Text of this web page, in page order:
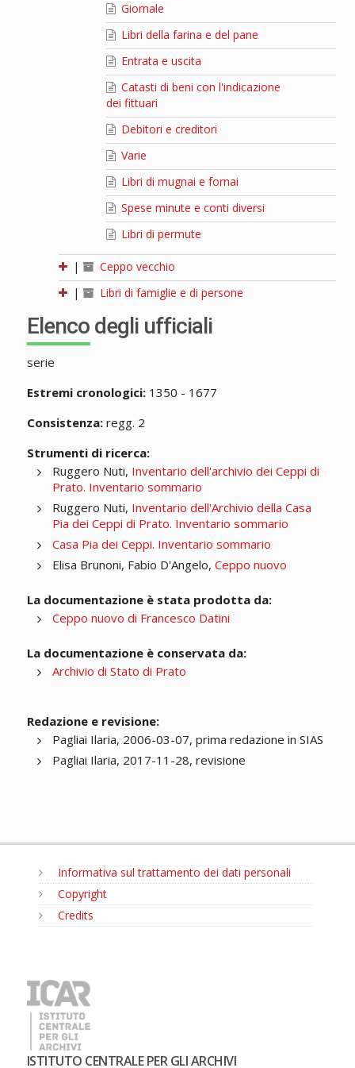
Giornale
Libri della farina e del pane
Entrata e uscita
Catasti di beni con l'indicazione
dei fittuari
Debitori e creditori
Varie
Libri di mugnai e fornai
Spese minute e conti diversi
Libri di permute
|
Ceppo vecchio
|
Libri di famiglie e di persone
Elenco degli ufficiali
serie
Estremi cronologici:1350 - 1677
Consistenza:regg. 2
Strumenti di ricerca:
Ruggero Nuti, Inventario dell'archivio dei Ceppi di
Prato. Inventario sommario
Ruggero Nuti, Inventario dell'Archivio della Casa
Pia dei Ceppi di Prato. Inventario sommario
Casa Pia dei Ceppi. Inventario sommario
Elisa Brunoni, Fabio D'Angelo, Ceppo nuovo
La documentazione è stata prodotta da:
Ceppo nuovo di Francesco Datini
La documentazione è conservata da:
Archivio di Stato di Prato
Redazione e revisione:
Pagliai Ilaria, 2006-03-07, prima redazione in SIAS
Pagliai Ilaria, 2017-11-28, revisione
Informativa sul trattamento dei dati personali
Copyright
Credits
ISTITUTO CENTRALE PER GLI ARCHIVI